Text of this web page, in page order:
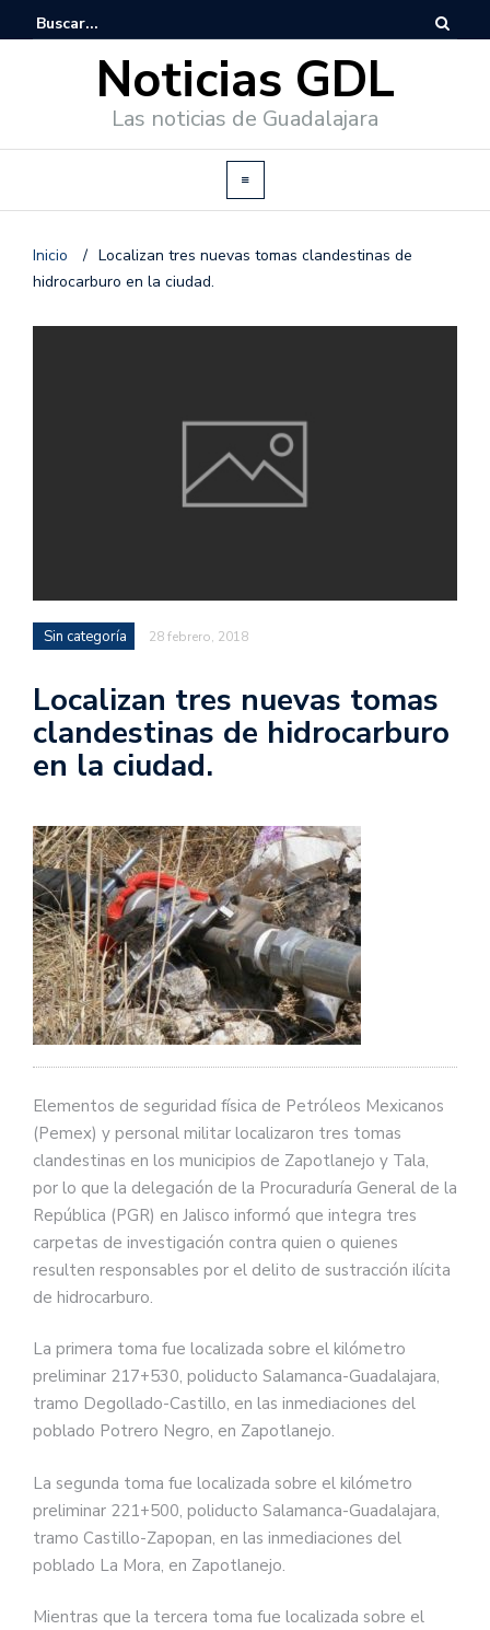
Noticias GDL
Las noticias de Guadalajara
Inicio / Localizan tres nuevas tomas clandestinas de
hidrocarburo en la ciudad.
Sin categoría 28 febrero, 2018
Localizan tres nuevas tomas
clandestinas de hidrocarburo
en la ciudad.
Elementos de seguridad física de Petróleos Mexicanos
(Pemex) y personal militar localizaron tres tomas
clandestinas en los municipios de Zapotlanejo y Tala,
por lo que la delegación de la Procuraduría General de la
República (PGR) en Jalisco informó que integra tres
carpetas de investigación contra quien o quienes
resulten responsables por el delito de sustracción ilícita
de hidrocarburo.
La primera toma fue localizada sobre el kilómetro
preliminar 217+530, poliducto Salamanca-Guadalajara,
tramo Degollado-Castillo, en las inmediaciones del
poblado Potrero Negro, en Zapotlanejo.
La segunda toma fue localizada sobre el kilómetro
preliminar 221+500, poliducto Salamanca-Guadalajara,
tramo Castillo-Zapopan, en las inmediaciones del
poblado La Mora, en Zapotlanejo.
Mientras que la tercera toma fue localizada sobre el